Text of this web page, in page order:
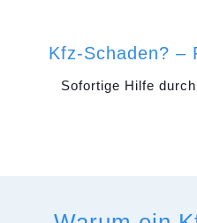
Kfz-Schaden? –
Sofortige Hilfe